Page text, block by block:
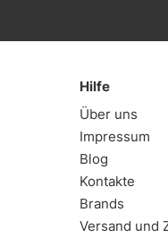
Hilfe
Über uns
Impressum
Blog
Kontakte
Brands
Versand und